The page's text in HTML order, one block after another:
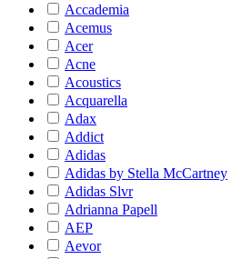
Accademia
Acemus
Acer
Acne
Acoustics
Acquarella
Adax
Addict
Adidas
Adidas by Stella McCartney
Adidas Slvr
Adrianna Papell
AEP
Aevor